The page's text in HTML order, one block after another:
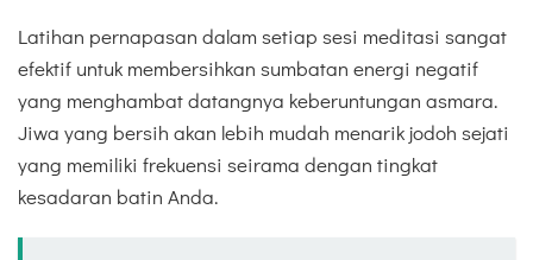
Latihan pernapasan dalam setiap sesi meditasi sangat
efektif untuk membersihkan sumbatan energi negatif
yang menghambat datangnya keberuntungan asmara.
Jiwa yang bersih akan lebih mudah menarik jodoh sejati
yang memiliki frekuensi seirama dengan tingkat
kesadaran batin Anda.